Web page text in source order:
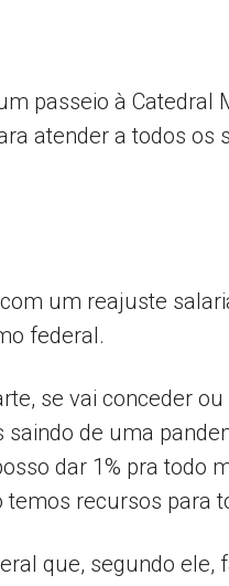
passeio à Catedral
atender a todos os
um reajuste
federal.
se vai conceder
de uma
dar 1% pra todo
recursos para
que, segundo ele,